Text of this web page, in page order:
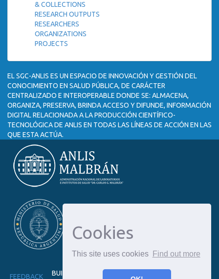
Cookies
This site uses cookies Find out more
& COLLECTIONS
RESEARCH OUTPUTS
RESEARCHERS
ORGANIZATIONS
PROJECTS
EL SGC-ANLIS ES UN ESPACIO DE INNOVACIÓN Y GESTIÓN DEL
CONOCIMIENTO EN SALUD PÚBLICA, DE CARÁCTER
CENTRALIZADO E INTEROPERABLE DONDE SE: ALMACENA,
ORGANIZA, PRESERVA, BRINDA ACCESO Y DIFUNDE, INFORMACIÓN
DIGITAL RELACIONADA A LA PRODUCCIÓN CIENTÍFICO-
TECNOLÓGICA DE ANLIS EN TODAS LAS LÍNEAS DE ACCIÓN EN LAS
QUE ESTA ACTÚA.
FEEDBACK BUILT WITH DSPACE-CRIS - EXTENSION MAINTAINED